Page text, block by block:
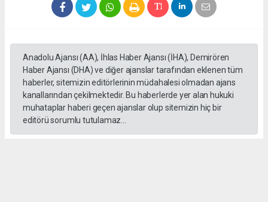
Anadolu Ajansı (AA), İhlas Haber Ajansı (İHA), Demirören
Haber Ajansı (DHA) ve diğer ajanslar tarafından eklenen tüm
haberler, sitemizin editörlerinin müdahalesi olmadan ajans
kanallarından çekilmektedir. Bu haberlerde yer alan hukuki
muhataplar haberi geçen ajanslar olup sitemizin hiç bir
editörü sorumlu tutulamaz...